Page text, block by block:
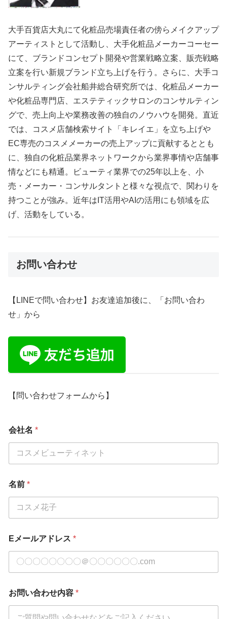
大手百貨店大丸にて化粧品売場責任者の傍らメイクアップ
アーティストとして活動し、大手化粧品メーカーコーセー
にて、ブランドコンセプト開発や営業戦略立案、販売戦略
立案を行い新規ブランド立ち上げを行う。さらに、大手コ
ンサルティング会社船井総合研究所では、化粧品メーカー
や化粧品専門店、エステティックサロンのコンサルティン
グで、売上向上や業務改善の独自のノウハウを開発。直近
では、コスメ店舗検索サイト「キレイエ」を立ち上げや
EC専売のコスメメーカーの売上アップに貢献するととも
に、独自の化粧品業界ネットワークから業界事情や店舗事
情などにも精通。ビューティ業界での25年以上を、小
売・メーカー・コンサルタントと様々な視点で、関わりを
持つことが強み。近年はIT活用やAIの活用にも領域を広
げ、活動をしている。
お問い合わせ
【LINEで問い合わせ】お友達追加後に、「お問い合わ
せ」から
【問い合わせフォームから】
会社名 *
名前 *
Eメールアドレス *
お問い合わせ内容 *